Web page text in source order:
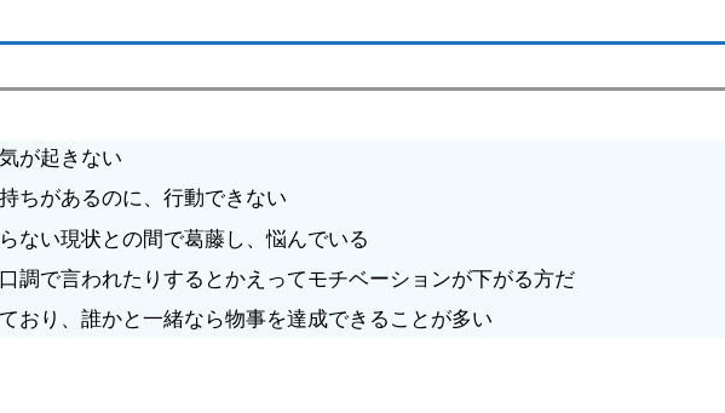
が起きない
ちがあるのに、行動できない
ない現状との間で葛藤し、悩んでいる
調で言われたりするとかえってモチベーションが下がる方だ
おり、誰かと一緒なら物事を達成できることが多い